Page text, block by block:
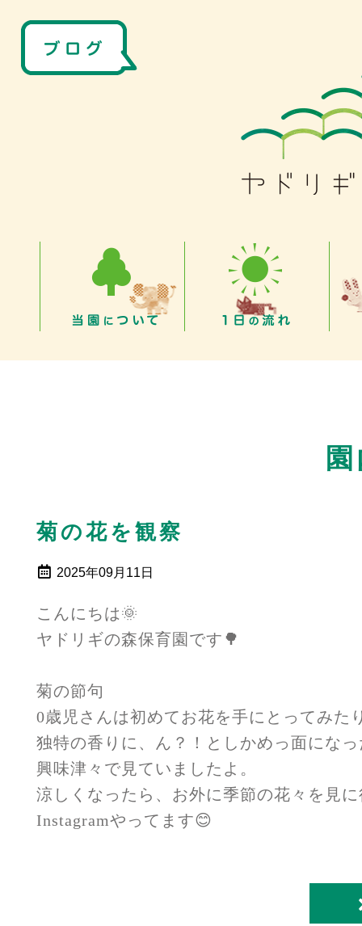
菊の花を観察
2025年09月11日
こんにちは🌞
ヤドリギの森保育園です🌳
菊の節句
0歳児さんは初めてお花を手にとってみた
独特の香りに、ん？！としかめっ面にな
興味津々で見ていましたよ。
涼しくなったら、お外に季節の花々を見
Instagramやってます😊